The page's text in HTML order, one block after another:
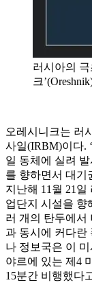
러시아의 극
크
오레시니크는 러
사일(IRBM)이다.
일 동체에 실려
를 향하면서 대기
지난해 11월 21
업단지 시설을 향
러 개의 탄두에서
과 동시에 커다란
나 정보국은 이
야르에 있는 제4
15분간 비행했다